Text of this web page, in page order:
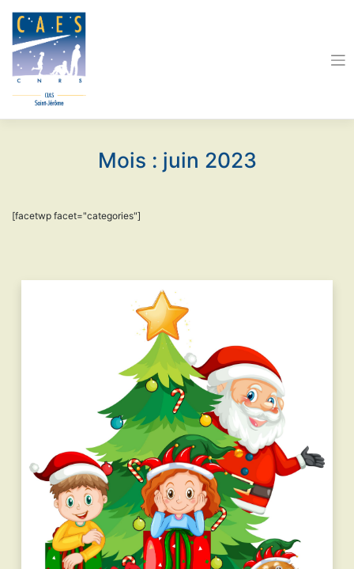
content
Mois : juin 2023
[facetwp facet="categories"]